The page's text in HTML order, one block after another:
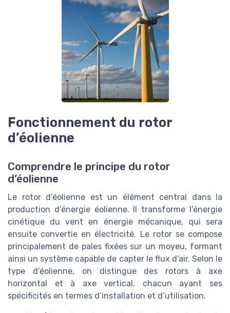
Fonctionnement du rotor
d’éolienne
Comprendre le principe du rotor
d’éolienne
Le rotor d’éolienne est un élément central dans la
production d’énergie éolienne. Il transforme l’énergie
cinétique du vent en énergie mécanique, qui sera
ensuite convertie en électricité. Le rotor se compose
principalement de pales fixées sur un moyeu, formant
ainsi un système capable de capter le flux d’air. Selon le
type d’éolienne, on distingue des rotors à axe
horizontal et à axe vertical, chacun ayant ses
spécificités en termes d’installation et d’utilisation.